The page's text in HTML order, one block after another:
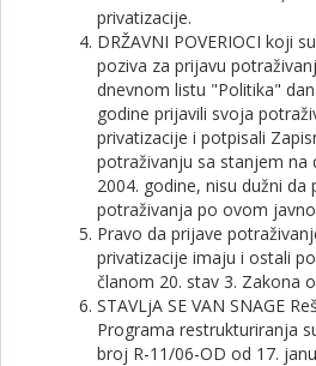
privatizacije.
DRŽAVNI POVERIOCI koji
poziva za prijavu
dnevnom listu "Politika"
godine prijavili svoja
privatizacije i potpisali
potraživanju sa stanjem na
2004. godine, nisu dužni da
potraživanja po ovom
Pravo da prijave
privatizacije imaju i ostali
članom 20. stav 3. Zakona
STAVLjA SE VAN SNAGE
Programa restrukturiranja
broj R-11/06-OD od 17.